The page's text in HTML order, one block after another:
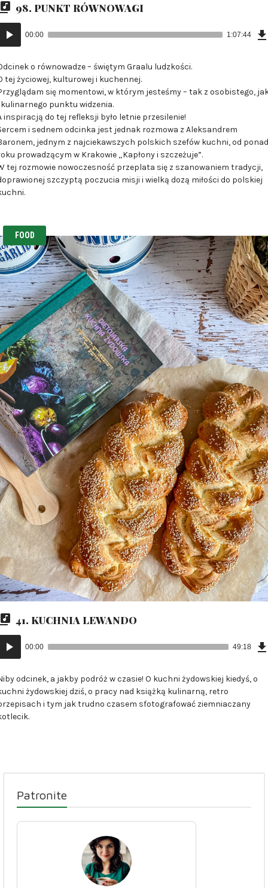
98. PUNKT RÓWNOWAGI
00:00 1:07:44
o równowadze – świętym Graalu ludzkości.
tej życiowej, kulturowej i kuchennej.
się momentowi, w którym jesteśmy – tak z osobistego,
punktu widzenia.
inspiracją do tej refleksji było letnie przesilenie!
i sednem odcinka jest jednak rozmowa z Aleksandrem
jednym z najciekawszych polskich szefów kuchni, od ponad
prowadzącym w Krakowie „Kapłony i szczeżuje”.
tej rozmowie nowoczesność przeplata się z szanowaniem tradycji,
szczyptą poczucia misji i wielką dozą miłości do polskiej
FOOD
41. KUCHNIA LEWANDO
00:00 49:18
odcinek, a jakby podróż w czasie! O kuchni żydowskiej kiedyś, o
żydowskiej dziś, o pracy nad książką kulinarną, retro
i tym jak trudno czasem sfotografować ziemniaczany
Patronite